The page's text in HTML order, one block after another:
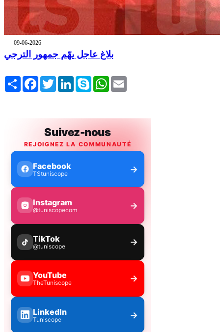
09-06-2026
بلاغ عاجل يهّم جمهور الترجي
Share FacebookTwitterLinkedInSkype WhatsApp